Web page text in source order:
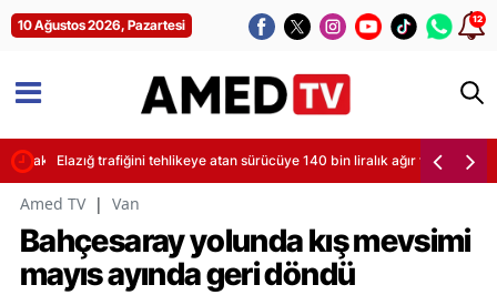
10 Ağustos 2026, Pazartesi 12
Elazığ trafiğini tehlikeye atan sürücüye 140 bin liralık ağır fatura
Amed TV | Van
Bahçesaray yolunda kış mevsimi
mayıs ayında geri döndü